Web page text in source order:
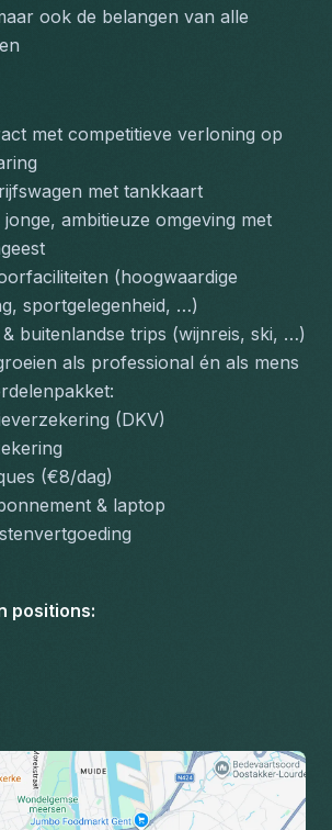
ook de belangen van alle
met competitieve verloning op
met tankkaart
ambitieuze omgeving met
(hoogwaardige
sportgelegenheid, …)
& buitenlandse trips (wijnreis, ski, …)
als professional én als mens
(DKV)
(€8/dag)
& laptop
positions: